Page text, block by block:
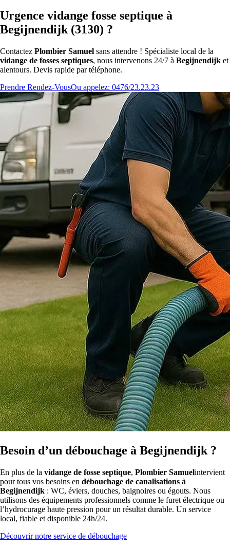
Urgence vidange fosse septique à
Begijnendijk (3130) ?
Contactez Plombier Samuel sans attendre ! Spécialiste local de la
vidange de fosses septiques, nous intervenons 24/7 à Begijnendijk et
alentours. Devis rapide par téléphone.
Prendre Rendez-VousOu appelez: 0476/23.23.23
Besoin d’un débouchage à Begijnendijk ?
En plus de la vidange de fosse septique, Plombier Samuelintervient
pour tous vos besoins en débouchage de canalisations à
Begijnendijk : WC, éviers, douches, baignoires ou égouts. Nous
utilisons des équipements professionnels comme le furet électrique ou
l’hydrocurage haute pression pour un résultat durable. Un service
local, fiable et disponible 24h/24.
Découvrir notre service de débouchage